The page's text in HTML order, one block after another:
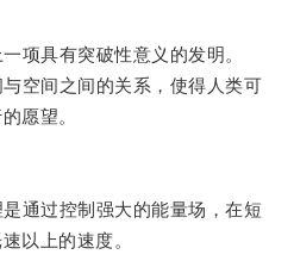
具有突破性意义的发明。
间之间的关系，使得人类可
愿望。
过控制强大的能量场，在短
以上的速度。